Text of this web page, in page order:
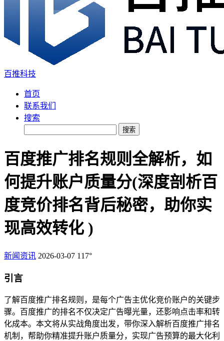
百推科技
首页
联系我们
搜索
搜索
百度推广排名规则全解析，如
何提升账户质量分(深度剖析百
度竞价排名背后秘密，助你实
现高效转化 )
新闻资讯 2026-03-07 117°
引言
了解百度推广排名规则，是每个广告主优化竞价账户的关键步
骤。百度推广的排名不仅决定广告曝光量，还影响点击率和转
化成本。本文将从实战角度出发，带你深入解析百度推广排名
机制，帮助你精准提升账户质量分，实现广告预算的最大化利